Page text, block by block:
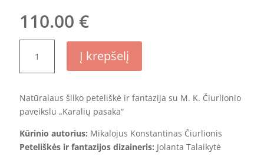
110.00 €
kiekis:
Peteliškė
fantazija
-
Į krepšelį
Natūralaus šilko peteliškė ir fantazija su M. K. Čiurlionio
paveikslu „Karalių pasaka“
Kūrinio autorius: Mikalojus Konstantinas Čiurlionis
Peteliškės ir fantazijos dizaineris: Jolanta Talaikytė